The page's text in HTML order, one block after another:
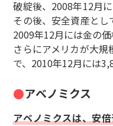
破綻後、2008年12月
その後、安全資産とし
2009年12月には金の価
さらにアメリカが大
で、2010年12月には
アベノミクス
アベノミクスは、安